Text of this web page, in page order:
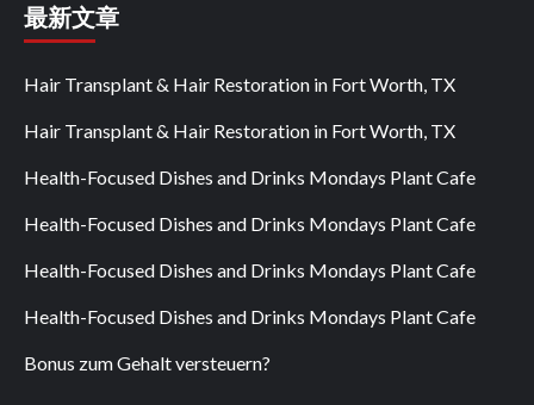
最新文章
Hair Transplant & Hair Restoration in Fort Worth, TX
Hair Transplant & Hair Restoration in Fort Worth, TX
Health-Focused Dishes and Drinks Mondays Plant Cafe
Health-Focused Dishes and Drinks Mondays Plant Cafe
Health-Focused Dishes and Drinks Mondays Plant Cafe
Health-Focused Dishes and Drinks Mondays Plant Cafe
Bonus zum Gehalt versteuern?